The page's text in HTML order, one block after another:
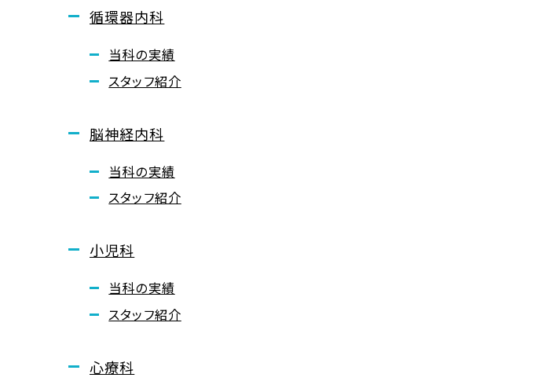
循環器内科
当科の実績
スタッフ紹介
脳神経内科
当科の実績
スタッフ紹介
小児科
当科の実績
スタッフ紹介
心療科